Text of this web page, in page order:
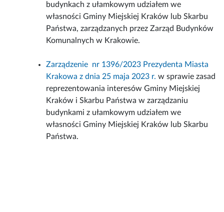
budynkach z ułamkowym udziałem we
własności Gminy Miejskiej Kraków lub Skarbu
Państwa, zarządzanych przez Zarząd Budynków
Komunalnych w Krakowie.
Zarządzenie nr 1396/2023 Prezydenta Miasta
Krakowa z dnia 25 maja 2023 r.w sprawie zasad
reprezentowania interesów Gminy Miejskiej
Kraków i Skarbu Państwa w zarządzaniu
budynkami z ułamkowym udziałem we
własności Gminy Miejskiej Kraków lub Skarbu
Państwa.